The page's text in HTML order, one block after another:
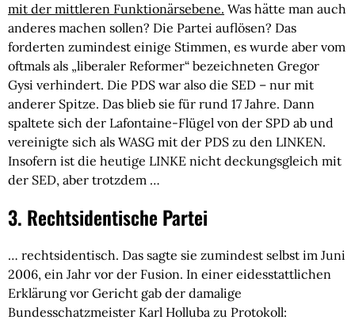
mit der mittleren Funktionärsebene. Was hätte man auch
anderes machen sollen? Die Partei auflösen? Das
forderten zumindest einige Stimmen, es wurde aber vom
oftmals als „liberaler Reformer“ bezeichneten Gregor
Gysi verhindert. Die PDS war also die SED – nur mit
anderer Spitze. Das blieb sie für rund 17 Jahre. Dann
spaltete sich der Lafontaine-Flügel von der SPD ab und
vereinigte sich als WASG mit der PDS zu den LINKEN.
Insofern ist die heutige LINKE nicht deckungsgleich mit
der SED, aber trotzdem …
3. Rechtsidentische Partei
… rechtsidentisch. Das sagte sie zumindest selbst im Juni
2006, ein Jahr vor der Fusion. In einer eidesstattlichen
Erklärung vor Gericht gab der damalige
Bundesschatzmeister Karl Holluba zu Protokoll: